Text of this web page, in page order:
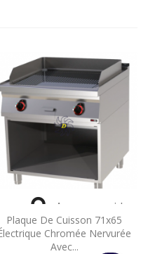
Plaque De Cuisson 71x65
Chromée Nervurée
Avec...
 Aperçu rapide